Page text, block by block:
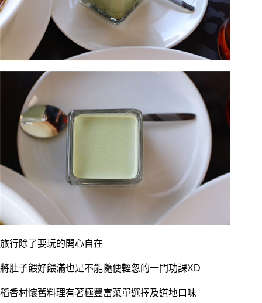
旅行除了要玩的開心自在
將肚子餵好餵滿也是不能隨便輕忽的一門功課XD
稻香村懷舊料理有著極豐富菜單選擇及道地口味